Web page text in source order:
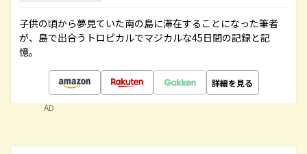
子供の頃から夢見ていた南の島に滞在することになった筆者
が、島で出合うトロピカルでマジカルな45日間の記録と記
憶。
詳細を見る
AD